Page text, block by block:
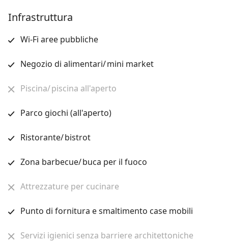
Infrastruttura
Wi-Fi aree pubbliche
Negozio di alimentari/ mini market
Piscina/ piscina all'aperto
Parco giochi (all'aperto)
Ristorante/ bistrot
Zona barbecue/ buca per il fuoco
Attrezzature per cucinare
Punto di fornitura e smaltimento case mobili
Servizi igienici senza barriere architettoniche